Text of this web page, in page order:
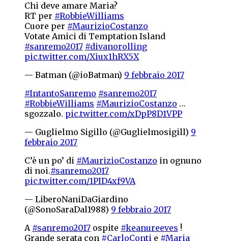
Chi deve amare Maria?
RT per #RobbieWilliams
Cuore per #MaurizioCostanzo
Votate Amici di Temptation Island
#sanremo2017 #divanorolling
pic.twitter.com/Xiux1hRX5X
— Batman (@ioBatman) 9 febbraio 2017
#IntantoSanremo #sanremo2017
#RobbieWilliams #MaurizioCostanzo …
sgozzalo. pic.twitter.com/xDpP8D1VPP
— Guglielmo Sigillo (@Guglielmosigill) 9
febbraio 2017
C’è un po’ di #MaurizioCostanzo in ognuno
di noi.#sanremo2017
pic.twitter.com/1PID4xf9VA
— LiberoNaniDaGiardino
(@SonoSaraDal1988) 9 febbraio 2017
A #sanremo2017 ospite #keanureeves !
Grande serata con #CarloConti e #Maria